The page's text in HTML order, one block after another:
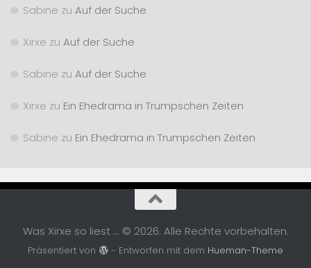
Sabine zu Auf der Suche
Xirxe zu Auf der Suche
Sabine zu Auf der Suche
Xirxe zu Ein Ehedrama in Trumpschen Zeiten
Sabine zu Ein Ehedrama in Trumpschen Zeiten
Was Xirxe so liest ... © 2026. Alle Rechte vorbehalten.
Präsentiert von - Entworfen mit dem Hueman-Theme